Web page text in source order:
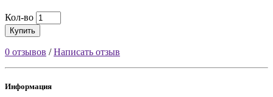
Кол-во
Купить
0 отзывов /Написать отзыв
Информация